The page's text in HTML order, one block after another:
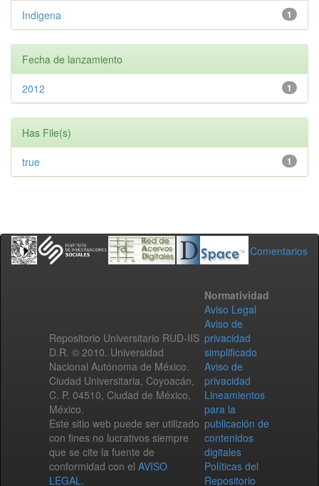
1
Indigena
Fecha de lanzamiento
1
2012
Has File(s)
1
true
Comentarios
Repositorio Universitario RUD-IIS
D.R. © 2010. Universidad
Nacional Autónoma de México.
Ciudad Universitaria, Coyoacán,
C. P. 04510, Ciudad de México,
México.
Este sitio web puede ser utilizado
con fines no lucrativos siempre
que se cite la fuente de
conformidad con el AVISO
LEGAL.
Normatividad
Aviso Legal
Aviso de
privacidad
simplificado
Aviso de
privacidad
Lineamientos
para la
publicación de
contenidos
digitales
Políticas del
Repositorio